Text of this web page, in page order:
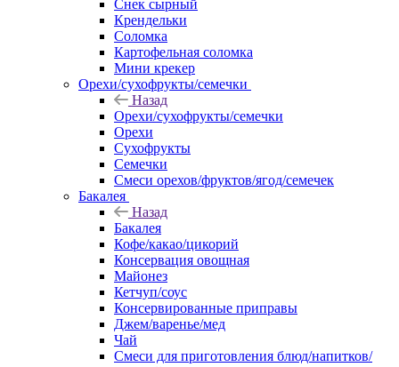
Снек сырный
Крендельки
Соломка
Картофельная соломка
Мини крекер
Орехи/сухофрукты/семечки
Назад
Орехи/сухофрукты/семечки
Орехи
Сухофрукты
Семечки
Смеси орехов/фруктов/ягод/семечек
Бакалея
Назад
Бакалея
Кофе/какао/цикорий
Консервация овощная
Майонез
Кетчуп/соус
Консервированные приправы
Джем/варенье/мед
Чай
Смеси для приготовления блюд/напитков/